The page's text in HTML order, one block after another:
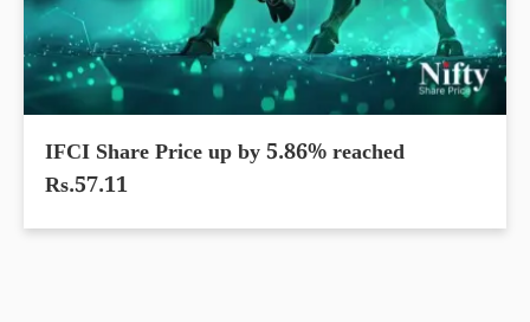
IFCI Share Price up by 5.86% reached
Rs.57.11